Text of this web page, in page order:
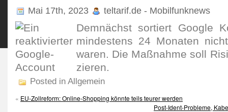
Mai 17th, 2023 teltarif.de - Mobilfunknews
Demnächst sortiert Google
mindes­tens 24 Monaten
waren. Die Maßnahme soll
zieren.
Posted in Allgemein
« EU-Zollreform: Online-Shopping könnte teils teurer werden
Post-Ident-Probleme,